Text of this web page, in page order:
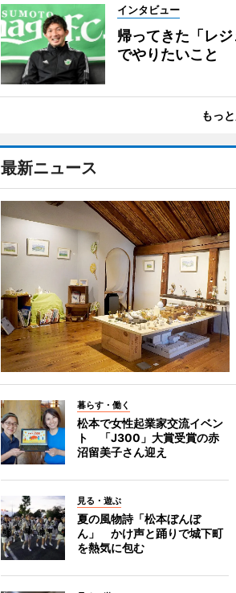
インタビュー
帰ってきた「レ
でやりたいこと
もっ
最新ニュース
暮らす・働く
松本で女性起業家交流イベン
ト 「J300」大賞受賞の赤
沼留美子さん迎え
見る・遊ぶ
夏の風物詩「松本ぼんぼ
ん」 かけ声と踊りで城下町
を熱気に包む